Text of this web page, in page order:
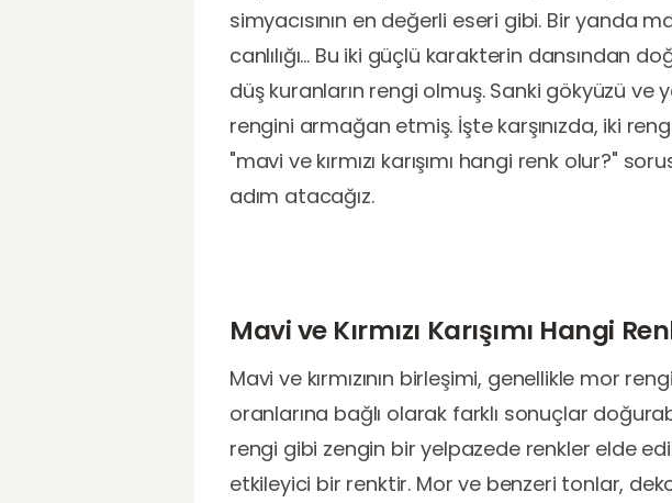
simyacısının en değerli eseri gibi. Bir yanda
canlılığı... Bu iki güçlü karakterin dansından
düş kuranların rengi olmuş. Sanki gökyüzü ve
rengini armağan etmiş. İşte karşınızda, iki
"mavi ve kırmızı karışımı hangi renk olur?"
adım atacağız.
Mavi ve Kırmızı Karışımı Hangi
Mavi ve kırmızının birleşimi, genellikle mor
oranlarına bağlı olarak farklı sonuçlar
rengi gibi zengin bir yelpazede renkler elde
etkileyici bir renktir. Mor ve benzeri tonlar,